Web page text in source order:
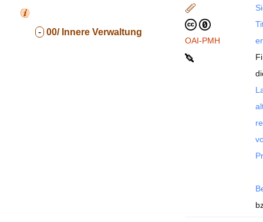
- 00/ Innere Verwaltung
OAI-PMH